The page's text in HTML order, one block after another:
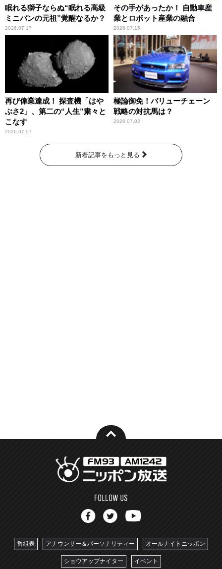
眠れる獅子ならぬ“眠れる高級
ミニバンの元祖”覚醒なるか？
2026.07.17
その手があったか！ 自動車産
業とロボット産業の融合
2026.07.15
再び偉業達成！ 探査機「はや
ぶさ2」、第二の“人生”粛々と
こなす
2026.07.07
極論御免！バリューチェーン
戦略の対抗馬は？
2026.07.02
新着記事をもっと見る
番組表 アナウンサー＆パーソナリティー オールナイトニッポン
ショウアップナイター イベント